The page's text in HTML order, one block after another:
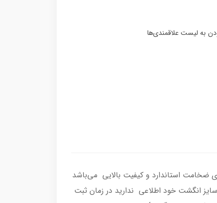
رکاب انگشتر از نقره اصل با عیار بین المللی 925 ساخته شده و دارای ضخامت استاندارد و کیفیت بالایی می‌باشد
سایز انگشت خود اطلاعی ندارید در زمان ثبت